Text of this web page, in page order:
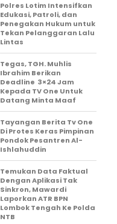
Polres Lotim Intensifkan
Edukasi, Patroli, dan
Penegakan Hukum untuk
Tekan Pelanggaran Lalu
Lintas
Tegas, TGH. Muhlis
Ibrahim Berikan
Deadline 3×24 Jam
Kepada TV One Untuk
Datang Minta Maaf
Tayangan Berita Tv One
Di Protes Keras Pimpinan
Pondok Pesantren Al-
Ishlahuddin
Temukan Data Faktual
Dengan Aplikasi Tak
Sinkron, Mawardi
Laporkan ATR BPN
Lombok Tengah Ke Polda
NTB